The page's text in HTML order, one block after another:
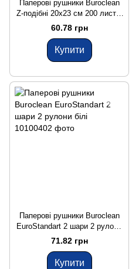
Паперові рушники Buroclean
Z-подібні 20x23 см 200 листів
зелені
60.78 грн
Купити
Паперові рушники Buroclean
EuroStandart 2 шари 2 рулони
білі
71.82 грн
Купити